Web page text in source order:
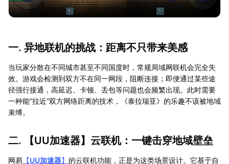
一. 异地联机的挑战：距离不只带来美感
当玩家分散在不同城市甚至不同国度时，常规局域网联机会完全失
效。游戏会检测到双方不在同一网段，阻断连接；即便通过某些途
径强行接通，高延迟、卡顿、丢包等问题也会频繁出现。此时需要
一种能“拉近”双方网络距离的技术，《泰拉瑞亚》的乐趣不该被地域
束缚。
二. 【UU加速器】云联机：一键击穿地域壁垒
网易 【UU加速器】 的云联机功能，正是为这类场景设计。它基于自